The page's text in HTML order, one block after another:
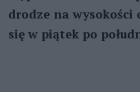
drodze na wysokości
się w piątek po